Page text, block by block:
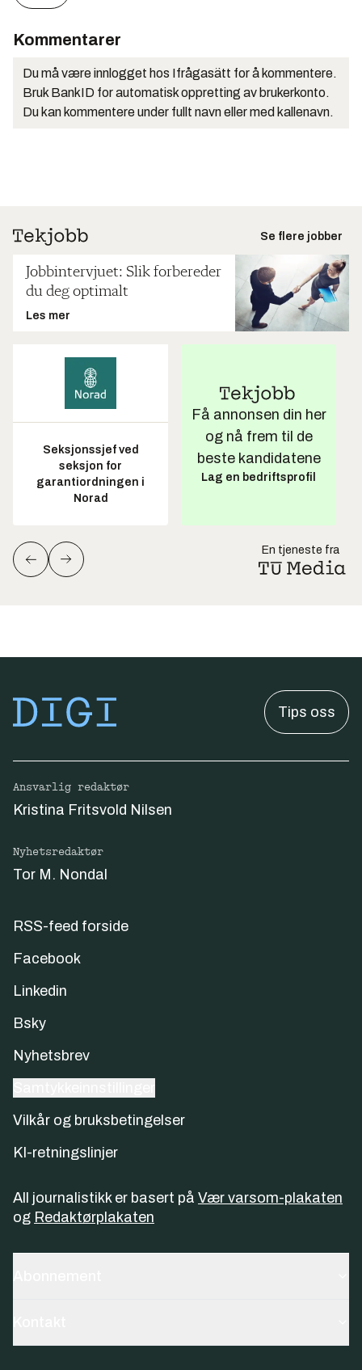
Kommentarer
Du må være innlogget hos Ifrågasätt for å kommentere.
Bruk BankID for automatisk oppretting av brukerkonto.
Du kan kommentere under fullt navn eller med kallenavn.
Se flere jobber
Jobbintervjuet: Slik forbereder
du deg optimalt
Les mer
Seksjonssjef ved
seksjon for
garantiordningen i
Norad
Få annonsen din her
og nå frem til de
beste kandidatene
Lag en bedriftsprofil
En tjeneste fra
Tips oss
Ansvarlig redaktør
Kristina Fritsvold Nilsen
Nyhetsredaktør
Tor M. Nondal
RSS-feed forside
Facebook
Linkedin
Bsky
Nyhetsbrev
Vilkår og bruksbetingelser
KI-retningslinjer
All journalistikk er basert på Vær varsom-plakaten
og Redaktørplakaten